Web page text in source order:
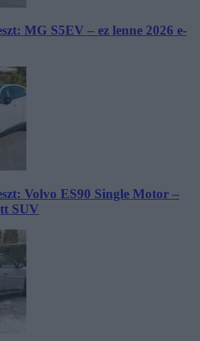
MG S5EV – ez lenne 2026 e-
Volvo ES90 Single Motor –
SUV